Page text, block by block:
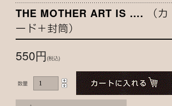
THE MOTHER ART IS …. （カ
ード＋封筒）
550円(税込)
数量